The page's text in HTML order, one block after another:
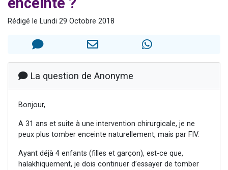
12 nouvelles musiques dans Torah-Box Music
Rédigé le Lundi 29 Octobre 2018
La question de Anonyme
Bonjour,
A 31 ans et suite à une intervention chirurgicale, je ne
peux plus tomber enceinte naturellement, mais par FIV.
Ayant déjà 4 enfants (filles et garçon), est-ce que,
halakhiquement, je dois continuer d’essayer de tomber